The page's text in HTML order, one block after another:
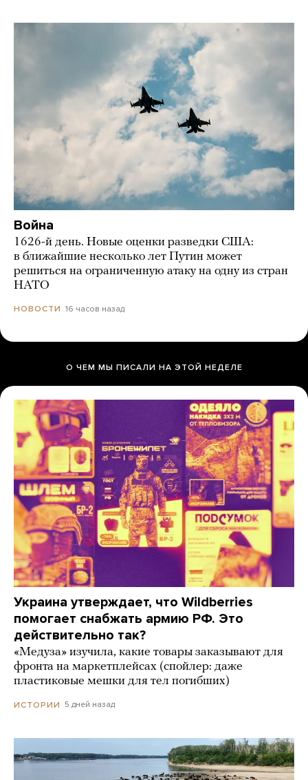
Война
1626-й день. Новые оценки разведки США:
в ближайшие несколько лет Путин может
решиться на ограниченную атаку на одну из стран
НАТО
НОВОСТИ 16 часов назад
О ЧЕМ МЫ ПИСАЛИ НА ЭТОЙ НЕДЕЛЕ
Украина утверждает, что Wildberries
помогает снабжать армию РФ. Это
действительно так?
«Медуза» изучила, какие товары заказывают для
фронта на маркетплейсах (спойлер: даже
пластиковые мешки для тел погибших)
ИСТОРИИ 5 дней назад